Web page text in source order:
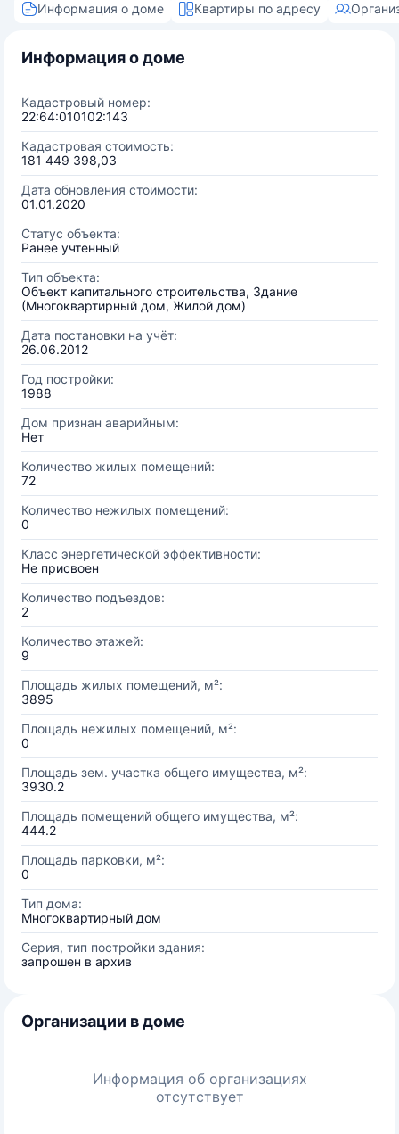
Информация о доме Квартиры по адресу
Информация о доме
Кадастровый номер:
22:64:010102:143
Кадастровая стоимость:
181 449 398,03
Дата обновления стоимости:
01.01.2020
Статус объекта:
Ранее учтенный
Тип объекта:
Объект капитального строительства, Здание
(Многоквартирный дом, Жилой дом)
Дата постановки на учёт:
26.06.2012
Год постройки:
1988
Дом признан аварийным:
Нет
Количество жилых помещений:
72
Количество нежилых помещений:
0
Класс энергетической эффективности:
Не присвоен
Количество подъездов:
2
Количество этажей:
9
Площадь жилых помещений, м²:
3895
Площадь нежилых помещений, м²:
0
Площадь зем. участка общего имущества, м²:
3930.2
Площадь помещений общего имущества, м²:
444.2
Площадь парковки, м²:
0
Тип дома:
Многоквартирный дом
Серия, тип постройки здания:
запрошен в архив
Организации в доме
Информация об организациях
отсутствует